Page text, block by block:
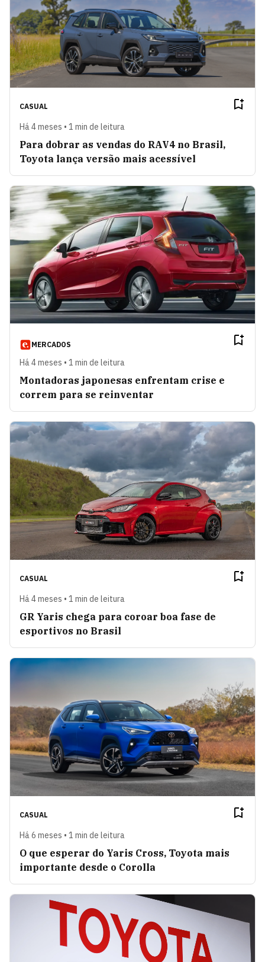
CASUAL
Há 4 meses • 1 min de leitura
Para dobrar as vendas do RAV4 no Brasil,
Toyota lança versão mais acessível
MERCADOS
Há 4 meses • 1 min de leitura
Montadoras japonesas enfrentam crise e
correm para se reinventar
CASUAL
Há 4 meses • 1 min de leitura
GR Yaris chega para coroar boa fase de
esportivos no Brasil
CASUAL
Há 6 meses • 1 min de leitura
O que esperar do Yaris Cross, Toyota mais
importante desde o Corolla